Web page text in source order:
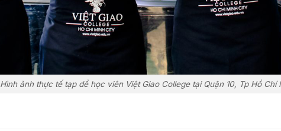
Hình ảnh thực tế tạp dề học viên Việt Giao College tại Quận 10, Tp Hồ Chí